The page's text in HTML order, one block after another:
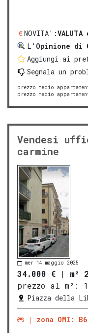
NOVITA':
L' Opinione di
Aggiungi ai
Segnala un
prezzo medio
prezzo medio
Vendesi
carmine
mer 14 maggio 2025
34.000 € | m²
prezzo al m²:
Piazza della
zona OMI: B6